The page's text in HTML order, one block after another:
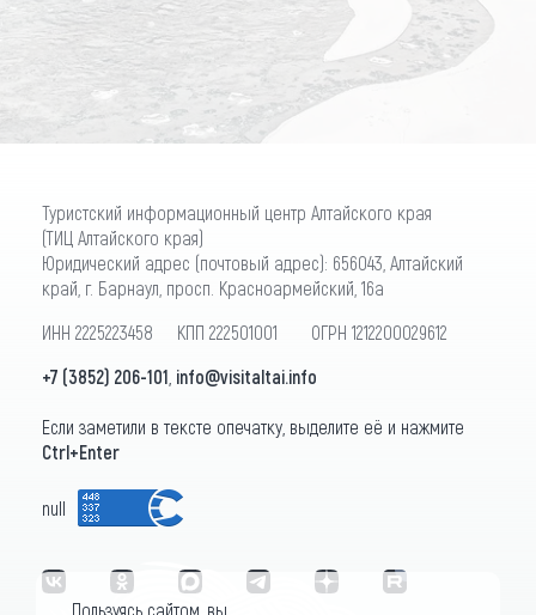
ПОДПИСАТЬСЯ
Туристский информационный центр Алтайского края
(ТИЦ Алтайского края)
Юридический адрес (почтовый адрес): 656043, Алтайский
край, г. Барнаул, просп. Красноармейский, 16а
ИНН 2225223458 КПП 222501001 ОГРН 1212200029612
+7 (3852) 206-101 info@visitaltai.info
Если заметили в тексте опечатку, выделите её и нажмите
Ctrl+Enter
null
Пользуясь сайтом, вы